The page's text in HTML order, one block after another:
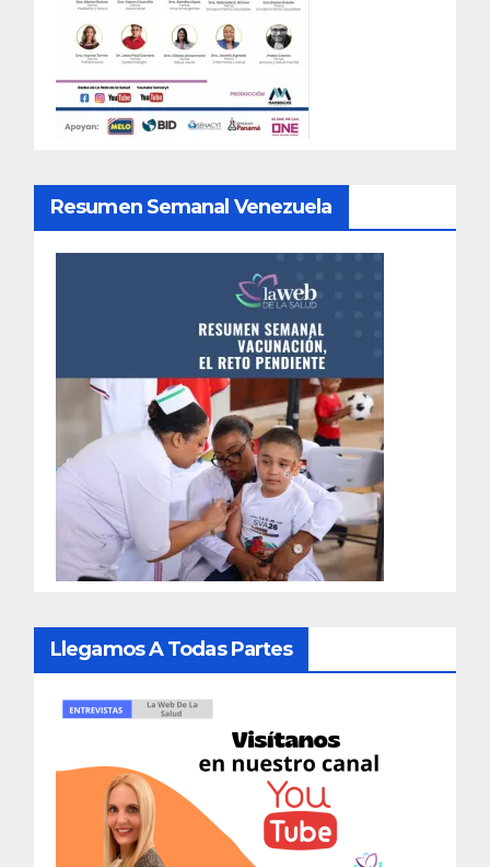
Resumen Semanal Venezuela
Llegamos A Todas Partes